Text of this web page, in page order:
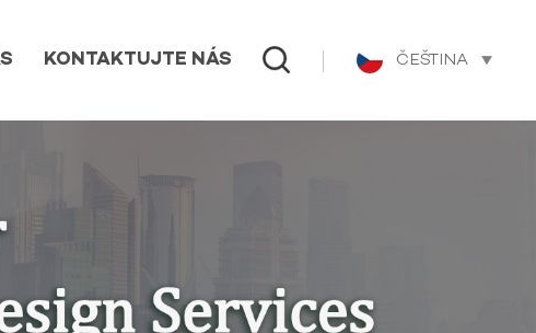
KONTAKTUJTE NÁS ČEŠTINA